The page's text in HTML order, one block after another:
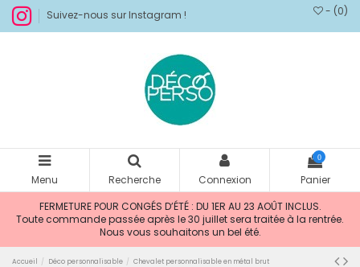
Suivez-nous sur Instagram ! - (0)
Menu Recherche Connexion
0
Panier
FERMETURE POUR CONGÉS D’ÉTÉ : DU 1ER AU 23 AOÛT INCLUS.
Toute commande passée après le 30 juillet sera traitée à la rentrée.
Nous vous souhaitons un bel été.
Accueil Déco personnalisable Chevalet personnalisable en métal brut